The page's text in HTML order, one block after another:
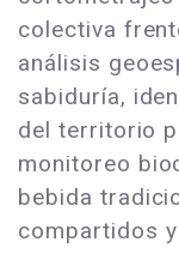
colectiva
análisis
sabiduría,
del territorio
monitoreo
bebida
compartidos